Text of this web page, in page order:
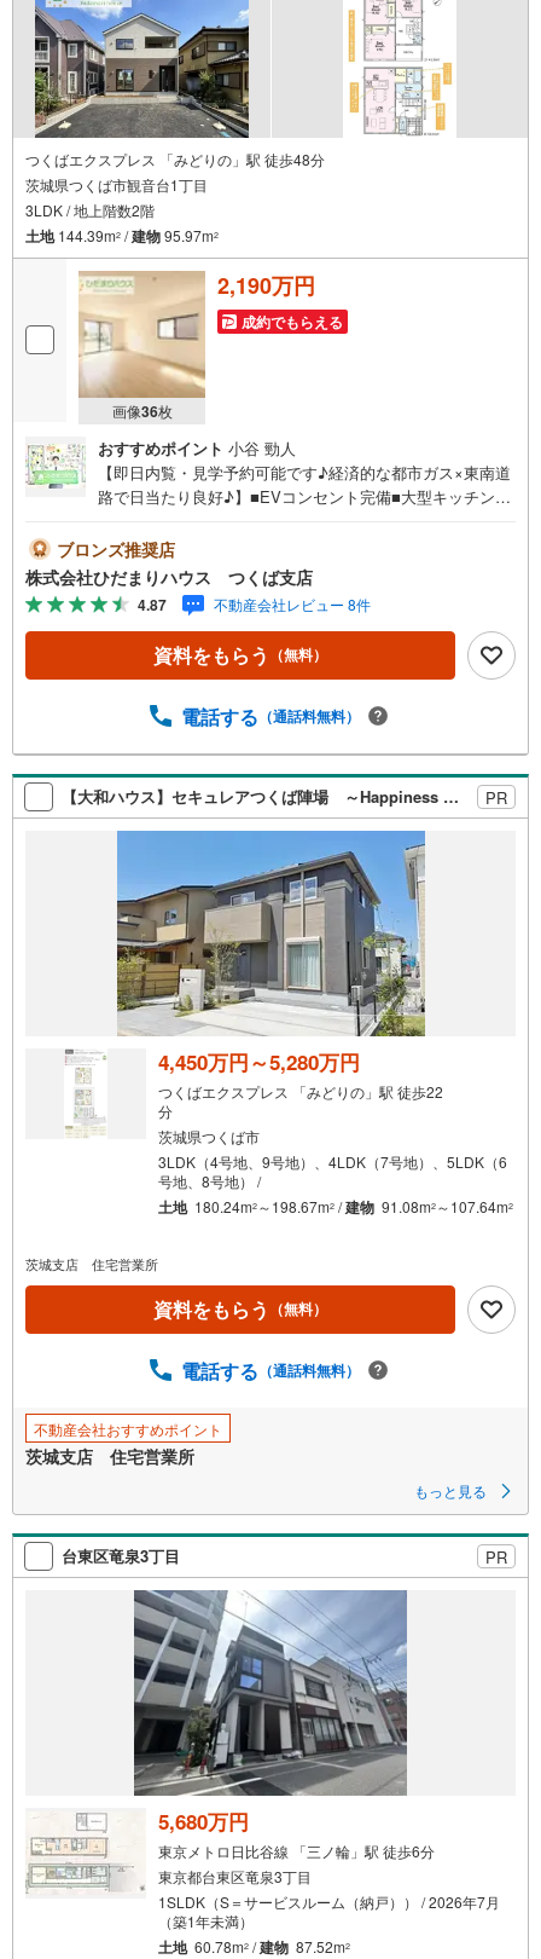
つくばエクスプレス 「みどりの」駅 徒歩48分
茨城県つくば市観音台1丁目
3LDK / 地上階数2階
土地144.39m2 /建物95.97m2
画像36枚
2,190万円
成約でもらえる
おすすめポイント 小谷 勁人
【即日内覧・見学予約可能です♪経済的な都市ガス×東南道
路で日当たり良好♪】■EVコンセント完備■大型キッチンパ
LDK広々17帖未公開写真はひだまりハウスHPにて公開中♪
■病院やスーパーが近く、お買い物にも便利な住環境は、長
く快適に暮らせます（＾＾）/■パントリー完備で散らかり
がちなキッチン回りもラクラクお片付けできちゃいます！■
南東道路に面しているので日当たり良好☆マイホーム探し
は、ひだまりハウスにご相談ください！■自己資金￥0から
緒にご提案できます。■新規物件・価格変更の情報がとても
可能です。■ご希望の方にはメールでのやりとりだけで大丈
夫です。■お忙しいときは現地待合せ＆現地解散できます。
■平日のご見学希望大歓迎です！つくば市観音台1丁目 新
築戸建 みどりの駅（バス停徒歩4分） 谷田部小学校（徒
歩23分） 谷田部中学校（徒
ブロンズ推奨店
株式会社ひだまりハウス つくば支店
4.87 不動産会社レビュー 8件
資料をもらう （無料）
電話する （通話料無料）
【大和ハウス】セキュレアつくば陣場 ～Happiness Garden～（分譲住宅） PR
4,450万円～5,280万円
つくばエクスプレス 「みどりの」駅 徒歩22
分
茨城県つくば市
3LDK（4号地、9号地）、4LDK（7号地）、5LDK（6
号地、8号地） /
土地 180.24m2 ～198.67m2 /建物 91.08m2 ～107.64m2
茨城支店 住宅営業所
資料をもらう （無料）
電話する （通話料無料）
不動産会社おすすめポイント
茨城支店 住宅営業所
もっと見る
台東区竜泉3丁目 PR
5,680万円
東京メトロ日比谷線 「三ノ輪」駅 徒歩6分
東京都台東区竜泉3丁目
1SLDK（S＝サービスルーム（納戸）） / 2026年7月
（築1年未満）
土地 60.78m2 /建物 87.52m2